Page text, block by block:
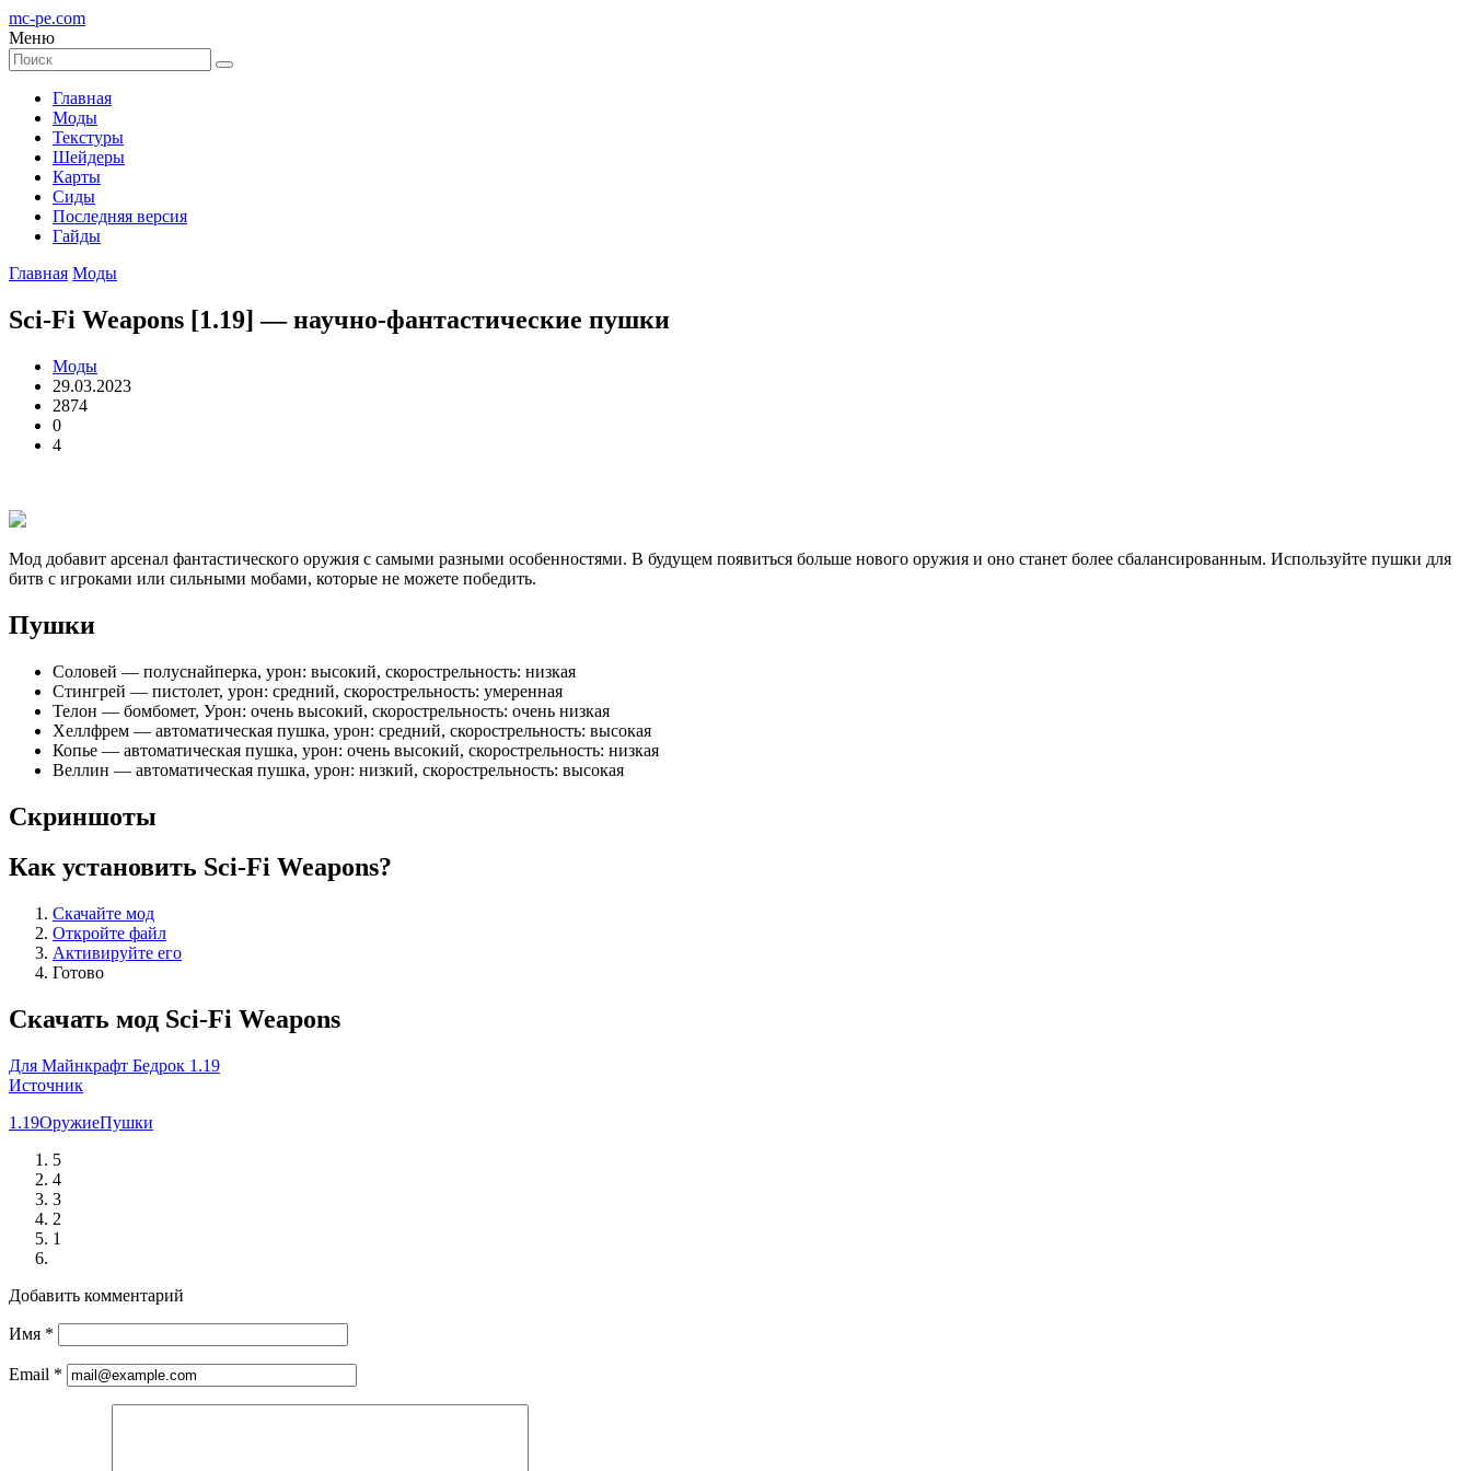
mc-pe.com
Меню
Главная
Моды
Текстуры
Шейдеры
Карты
Сиды
Последняя версия
Гайды
Главная Моды
Sci-Fi Weapons [1.19] — научно-фантастические пушки
Моды
29.03.2023
2874
0
4
Мод добавит арсенал фантастического оружия с самыми разными особенностями. В будущем появиться больше нового оружия и оно станет более сбалансированным. Используйте пушки для
битв с игроками или сильными мобами, которые не можете победить.
Пушки
Соловей — полуснайперка, урон: высокий, скорострельность: низкая
Стингрей — пистолет, урон: средний, скорострельность: умеренная
Телон — бомбомет, Урон: очень высокий, скорострельность: очень низкая
Хеллфрем — автоматическая пушка, урон: средний, скорострельность: высокая
Копье — автоматическая пушка, урон: очень высокий, скорострельность: низкая
Веллин — автоматическая пушка, урон: низкий, скорострельность: высокая
Скриншоты
Как установить Sci-Fi Weapons?
Скачайте мод
Откройте файл
Активируйте его
Готово
Скачать мод Sci-Fi Weapons
Для Майнкрафт Бедрок 1.19
Источник
1.19ОружиеПушки
5
4
3
2
1
Добавить комментарий
Имя *
Email *